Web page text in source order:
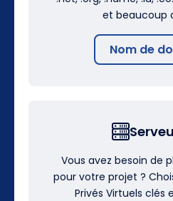
et beaucoup
Nom de
Vous avez besoin de
pour votre projet ?
Privés Virtuels clés